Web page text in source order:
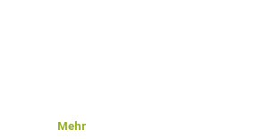
Mehr